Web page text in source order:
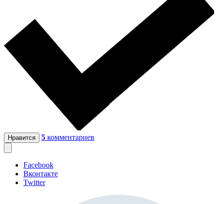
Нравится 5 комментариев
Facebook
Вконтакте
Twitter